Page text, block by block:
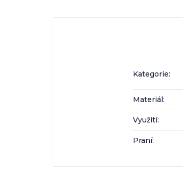
Kategorie:
Materiál:
Využití:
Praní: